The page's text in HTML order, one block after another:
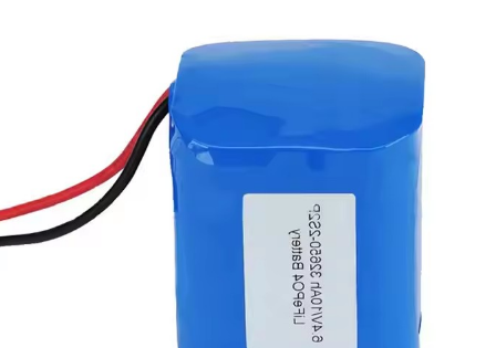
12V
20Ah
Электростанция
Для
Тележек
Для
Гольфа